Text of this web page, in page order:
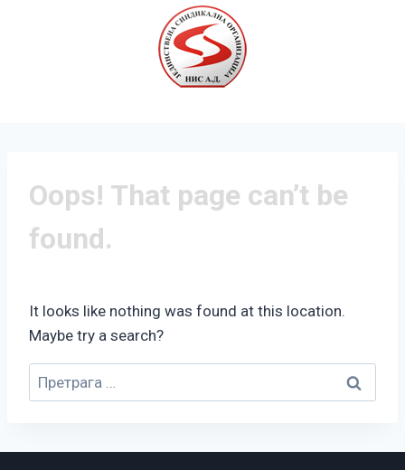
Oops! That page can’t be
found.
It looks like nothing was found at this location.
Maybe try a search?